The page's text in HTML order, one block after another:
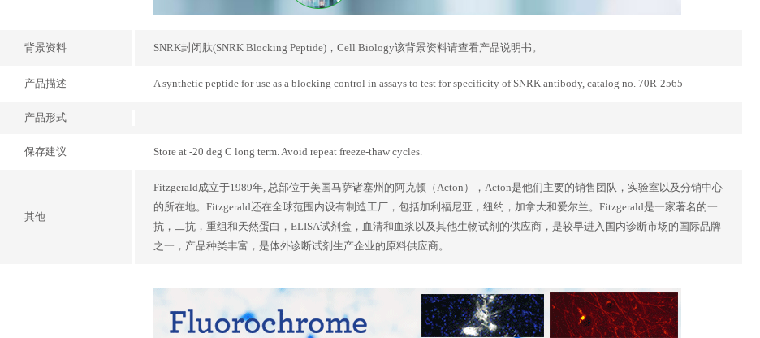
背景资料 SNRK封闭肽(SNRK Blocking Peptide)，Cell Biology该背景资料请查看产品说明书。
产品描述 A synthetic peptide for use as a blocking control in assays to test for specificity of SNRK antibody, catalog no. 70R-2565
产品形式
保存建议 Store at -20 deg C long term. Avoid repeat freeze-thaw cycles.
其他
Fitzgerald成立于1989年, 总部位于美国马萨诸塞州的阿克顿（Acton），Acton是他们主要的销售团队，实验室以及分销中心
的所在地。Fitzgerald还在全球范围内设有制造工厂，包括加利福尼亚，纽约，加拿大和爱尔兰。Fitzgerald是一家著名的一
抗，二抗，重组和天然蛋白，ELISA试剂盒，血清和血浆以及其他生物试剂的供应商，是较早进入国内诊断市场的国际品牌
之一，产品种类丰富，是体外诊断试剂生产企业的原料供应商。